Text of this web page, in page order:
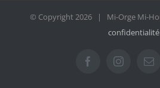
© Copyright2026 | Mi-Orge Mi-
confidentialité
FacebookInstagram